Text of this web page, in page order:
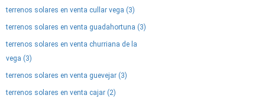
terrenos solares en venta cullar vega (3)
terrenos solares en venta guadahortuna (3)
terrenos solares en venta churriana de la
vega (3)
terrenos solares en venta guevejar (3)
terrenos solares en venta cajar (2)